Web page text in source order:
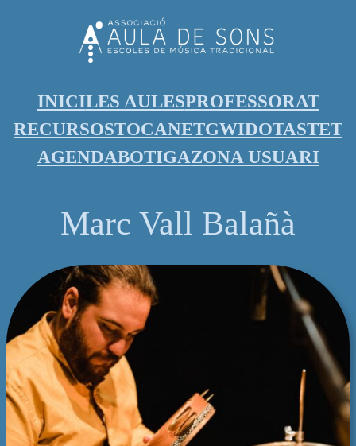
INICILES AULESPROFESSORAT
RECURSOSTOCANETGWIDOTASTET
AGENDABOTIGAZONA USUARI
Marc Vall Balañà